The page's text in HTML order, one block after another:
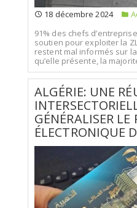
18 décembre 2024
91% des chefs
soutien pour exploiter la
restent mal informés sur
qu’elle présente, la
ALGÉRIE: UNE
GÉNÉRALISER
ÉLECTRONIQUE